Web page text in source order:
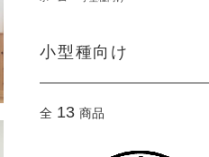
小型種向け
全 13 商品